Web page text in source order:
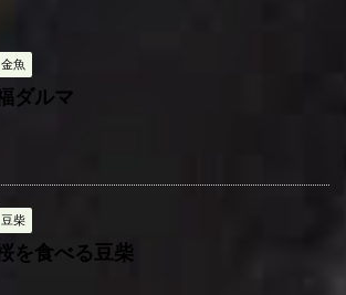
金魚
ダルマ
豆柴
を食べる豆柴